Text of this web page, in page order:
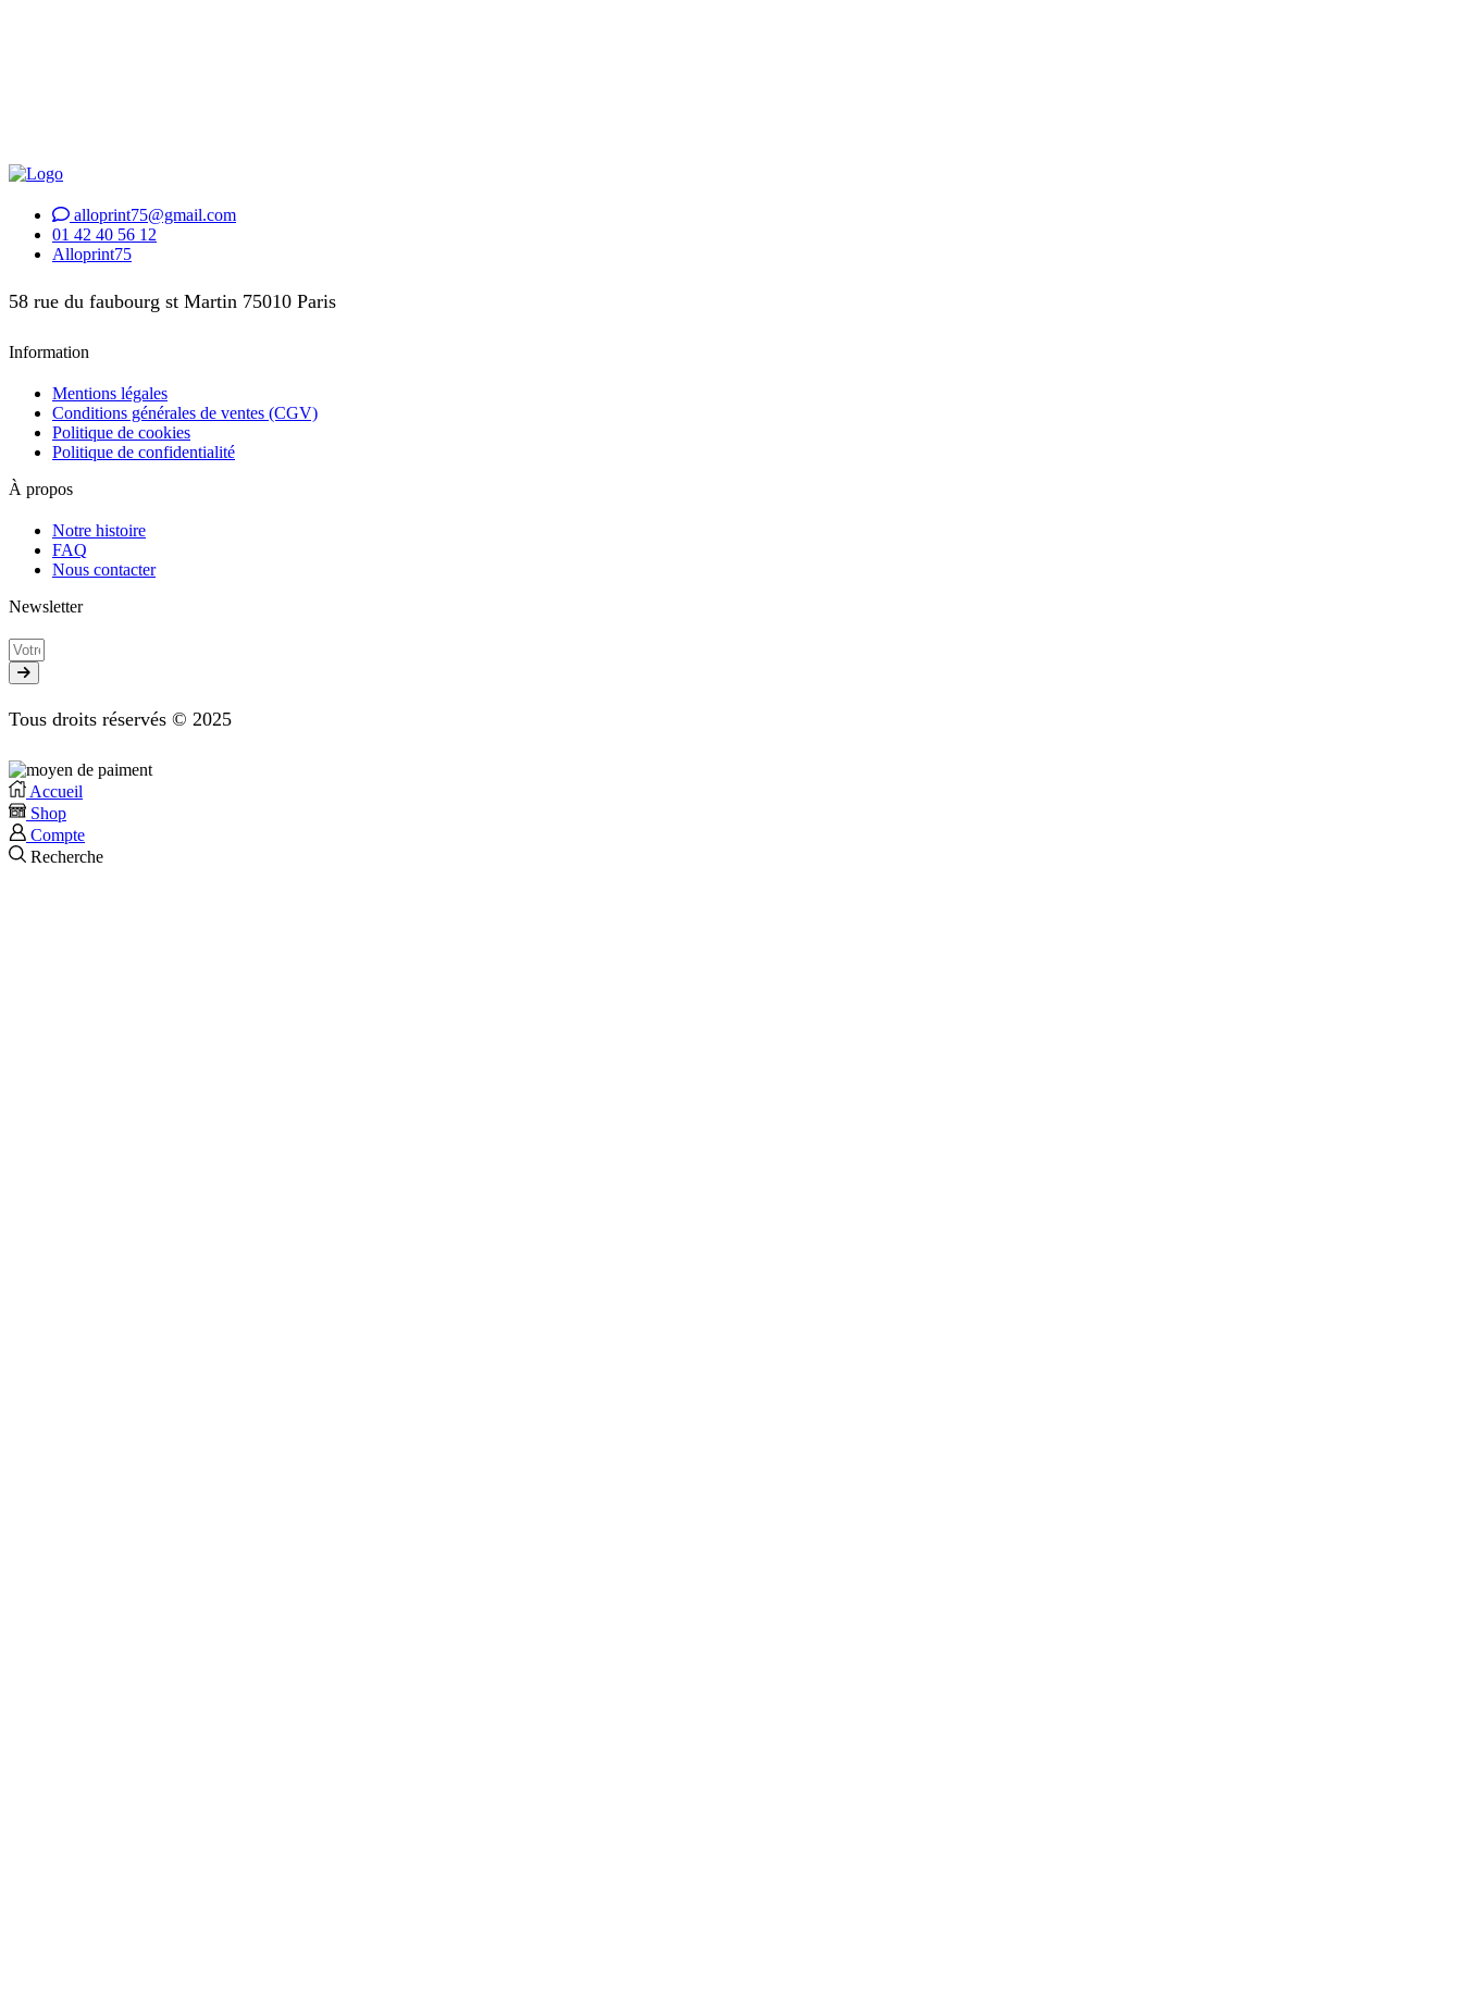
alloprint75@gmail.com
01 42 40 56 12
Alloprint75
58 rue du faubourg st Martin 75010 Paris
Information
Mentions légales
Conditions générales de ventes (CGV)
Politique de cookies
Politique de confidentialité
À propos
Notre histoire
FAQ
Nous contacter
Newsletter
Tous droits réservés © 2025
Accueil
Shop
Compte
Recherche